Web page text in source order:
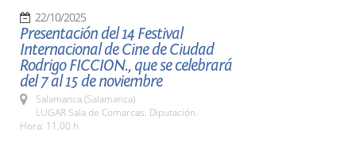
22/10/2025
Presentación del 14 Festival
Internacional de Cine de Ciudad
Rodrigo FICCION., que se celebrará
del 7 al 15 de noviembre
Salamanca (Salamanca)
LUGAR Sala de Comarcas. Diputación.
Hora: 11,00 h.